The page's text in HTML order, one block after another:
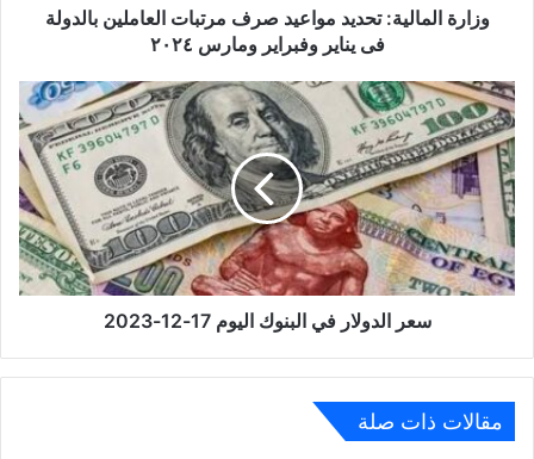
٢٠٢٤
وزارة المالية: تحديد مواعيد صرف مرتبات العاملين بالدولة
فى يناير وفبراير ومارس ٢٠٢٤
سعر
الدولار
في
البنوك
اليوم
2023
سعر الدولار في البنوك اليوم 17-12-2023
مقالات ذات صلة